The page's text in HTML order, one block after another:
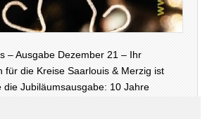
– Ausgabe Dezember 21 – Ihr
für die Kreise Saarlouis & Merzig ist
die Jubiläumsausgabe: 10 Jahre